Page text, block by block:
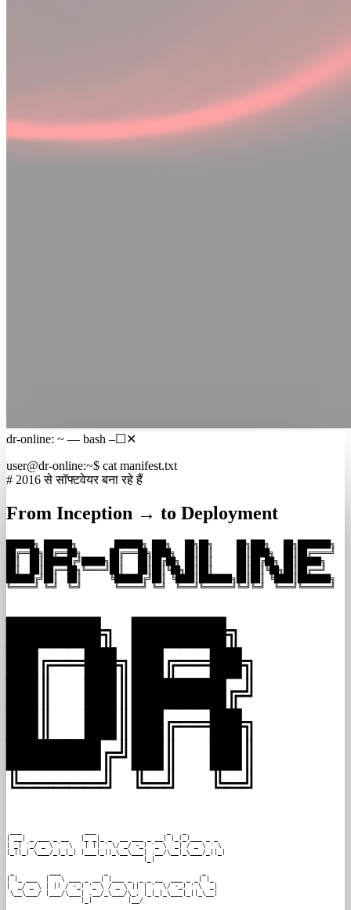
dr-online: ~ — bash –☐✕
user@dr-online:~$ cat manifest.txt
# 2016 से सॉफ्टवेयर बना रहे हैं
From Inception → to Deployment
██████╗ ██████╗        ██████╗ ███╗   ██╗██╗     ██╗███╗   ██╗███████╗
██╔══██╗██╔══██╗      ██╔═══██╗████╗  ██║██║     ██║████╗  ██║██╔════╝
██║  ██║██████╔╝█████╗██║   ██║██╔██╗ ██║██║     ██║██╔██╗ ██║█████╗
██║  ██║██╔══██╗╚════╝██║   ██║██║╚██╗██║██║     ██║██║╚██╗██║██╔══╝
██████╔╝██║  ██║      ╚██████╔╝██║ ╚████║███████╗██║██║ ╚████║███████╗
╚═════╝ ╚═╝  ╚═╝       ╚═════╝ ╚═╝  ╚═══╝╚══════╝╚═╝╚═╝  ╚═══╝╚══════╝
██████╗ ██████╗
██╔══██╗██╔══██╗
██║  ██║██████╔╝
██║  ██║██╔══██╗
██████╔╝██║  ██║
╚═════╝ ╚═╝  ╚═╝
| __| _ ___ _ __   |_ _|_ _  __ ___ _ __| |_(_)___ _ _
| _| '_/ _ \ '  \   | || ' \/ _/ -_) '_ \  _| / _ \ ' \
|_||_| \___/_|_|_| |___|_||_\__\___| .__/\__|_\___/_||_|
| |_ ___  |   \ ___ _ __| |___ _  _ _ __  ___ _ _| |_
|  _/ _ \ | |) / -_) '_ \ / _ \ || | '  \/ -_) ' \  _|
\__\___/ |___/\___| .__/_\___/\_, |_|_|_\___|_||_\__|
                   |_|         |__/